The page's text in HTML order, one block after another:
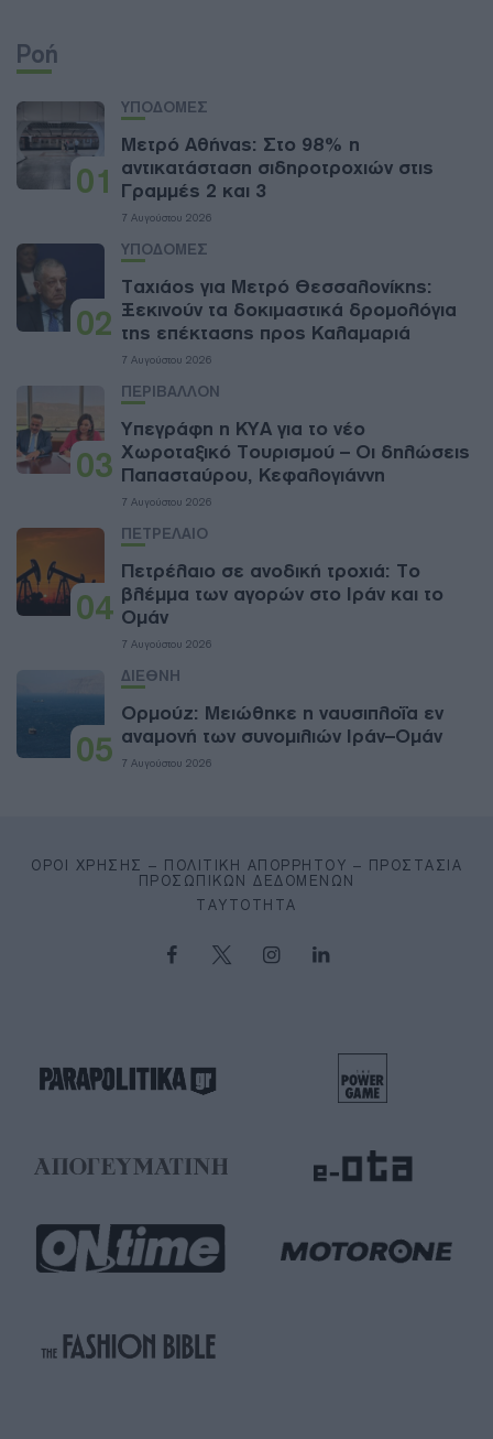
Ροή
01
ΥΠΟΔΟΜΕΣ
Μετρό Αθήνας: Στο 98% η
αντικατάσταση σιδηροτροχιών στις
Γραμμές 2 και 3
7 Αυγούστου 2026
02
ΥΠΟΔΟΜΕΣ
Ταχιάος για Μετρό Θεσσαλονίκης:
Ξεκινούν τα δοκιμαστικά δρομολόγια
της επέκτασης προς Καλαμαριά
7 Αυγούστου 2026
03
ΠΕΡΙΒΑΛΛΟΝ
Υπεγράφη η ΚΥΑ για το νέο
Χωροταξικό Τουρισμού – Οι δηλώσεις
Παπασταύρου, Κεφαλογιάννη
7 Αυγούστου 2026
04
ΠΕΤΡΕΛΑΙΟ
Πετρέλαιο σε ανοδική τροχιά: Το
βλέμμα των αγορών στο Ιράν και το
Ομάν
7 Αυγούστου 2026
05
ΔΙΕΘΝΗ
Ορμούζ: Μειώθηκε η ναυσιπλοΐα εν
αναμονή των συνομιλιών Ιράν–Ομάν
7 Αυγούστου 2026
ΌΡΟΙ ΧΡΉΣΗΣ – ΠΟΛΙΤΙΚΉ ΑΠΟΡΡΉΤΟΥ – ΠΡΟΣΤΑΣΊΑ
ΠΡΟΣΩΠΙΚΏΝ ΔΕΔΟΜΈΝΩΝ
ΤΑΥΤΌΤΗΤΑ